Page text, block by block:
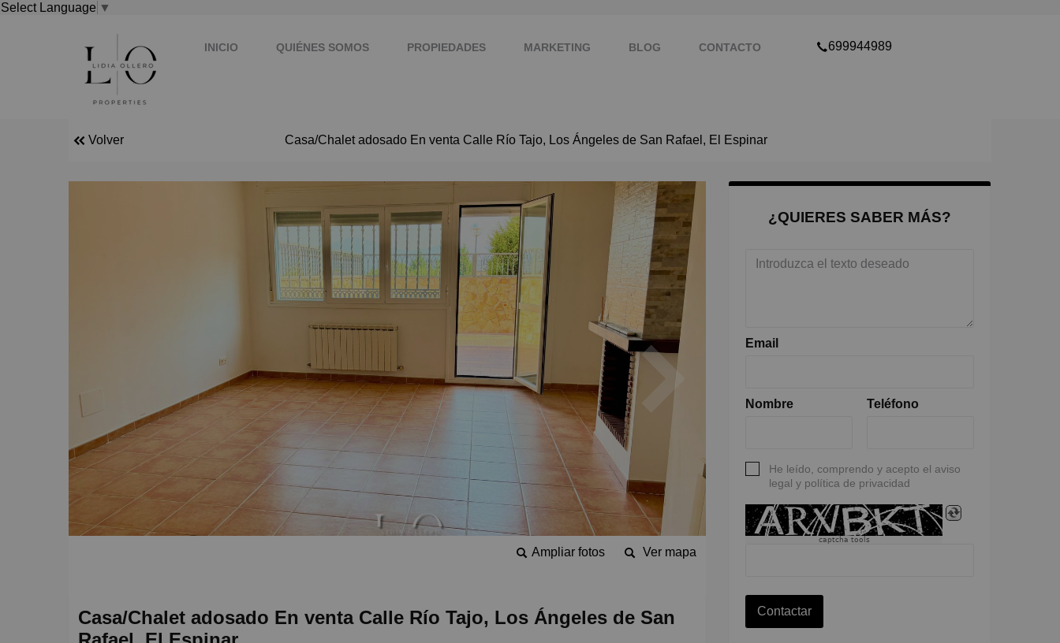
Select Language ▼
INICIO QUIÉNES SOMOS PROPIEDADES MARKETING BLOG CONTACTO 699944989
Volver Casa/Chalet adosado En venta Calle Río Tajo, Los Ángeles de San Rafael, El Espinar
Ver mapa
Ampliar fotos
Casa/Chalet adosado En venta Calle Río Tajo, Los Ángeles de San
¿QUIERES SABER MÁS?
Email
Nombre Teléfono
He leído, comprendo y acepto el aviso
legal y política de privacidad
captcha tools
Contactar